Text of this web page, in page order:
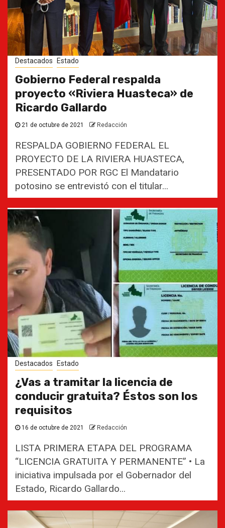
Destacados Estado
Gobierno Federal respalda
proyecto «Riviera Huasteca» de
Ricardo Gallardo
21 de octubre de 2021 Redacción
RESPALDA GOBIERNO FEDERAL EL
PROYECTO DE LA RIVIERA HUASTECA,
PRESENTADO POR RGC El Mandatario
potosino se entrevistó con el titular...
Destacados Estado
¿Vas a tramitar la licencia de
conducir gratuita? Éstos son los
requisitos
16 de octubre de 2021 Redacción
LISTA PRIMERA ETAPA DEL PROGRAMA
“LICENCIA GRATUITA Y PERMANENTE” • La
iniciativa impulsada por el Gobernador del
Estado, Ricardo Gallardo...